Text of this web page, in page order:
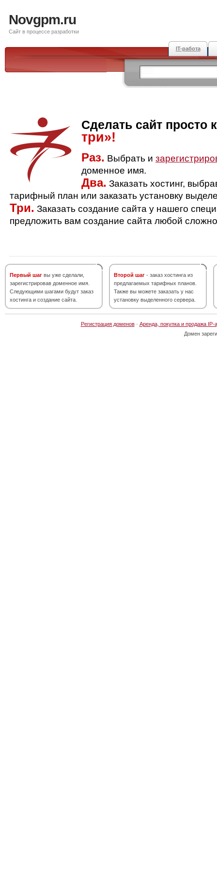
Novgpm.ru
Сайт в процессе разработки
IT-работа
Сделать сайт просто
три»!
Раз. Выбрать и
доменное имя.
Два. Заказать хостинг,
тарифный план или заказать установку
Три. Заказать создание сайта у нашего
предложить вам создание сайта любой
Первый шаг вы уже сделали,
зарегистрировав доменное имя.
Следующими шагами будут заказ
хостинга и создание сайта.
Второй шаг - заказ хостинга из
предлагаемых тарифных планов.
Также вы можете заказать у нас
установку выделенного сервера.
Регистрация доменов· Аренда, покупка и продажа IP-
Домен